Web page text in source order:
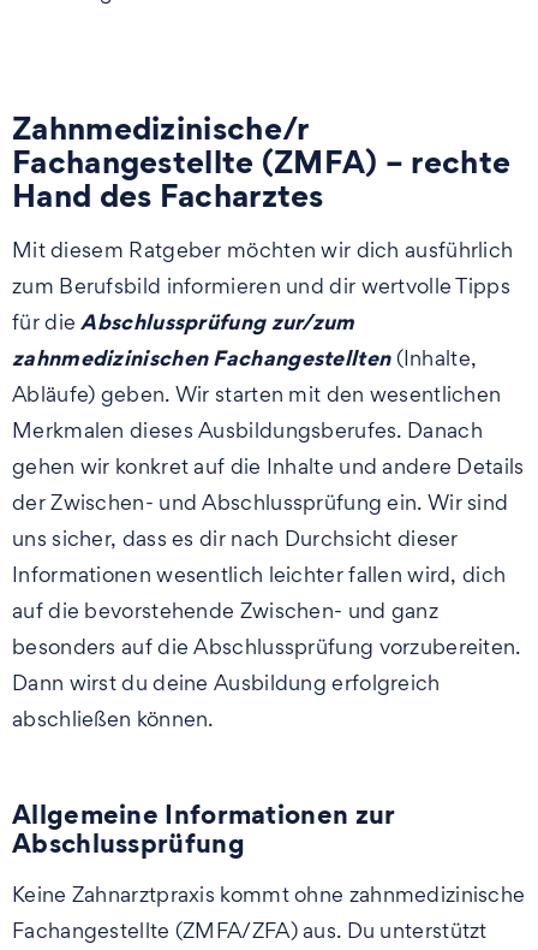
Zahnmedizinische/r
Fachangestellte (ZMFA) – rechte
Hand des Facharztes
Mit diesem Ratgeber möchten wir dich ausführlich
zum Berufsbild informieren und dir wertvolle Tipps
für dieAbschlussprüfung zur/zum
zahnmedizinischen Fachangestellten(Inhalte,
Abläufe) geben. Wir starten mit den wesentlichen
Merkmalen dieses Ausbildungsberufes. Danach
gehen wir konkret auf die Inhalte und andere Details
der Zwischen- und Abschlussprüfung ein. Wir sind
uns sicher, dass es dir nach Durchsicht dieser
Informationen wesentlich leichter fallen wird, dich
auf die bevorstehende Zwischen- und ganz
besonders auf die Abschlussprüfung vorzubereiten.
Dann wirst du deine Ausbildung erfolgreich
abschließen können.
Allgemeine Informationen zur
Abschlussprüfung
Keine Zahnarztpraxis kommt ohne zahnmedizinische
Fachangestellte (ZMFA/ZFA) aus. Du unterstützt